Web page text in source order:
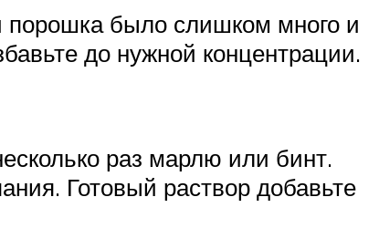
порошка было слишком много и
до нужной концентрации.
раз марлю или бинт.
Готовый раствор добавьте